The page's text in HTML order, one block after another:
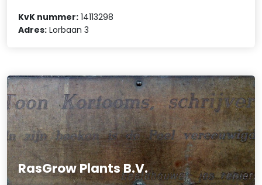
KvK nummer: 14113298
Adres: Lorbaan 3
RasGrow Plants B.V.